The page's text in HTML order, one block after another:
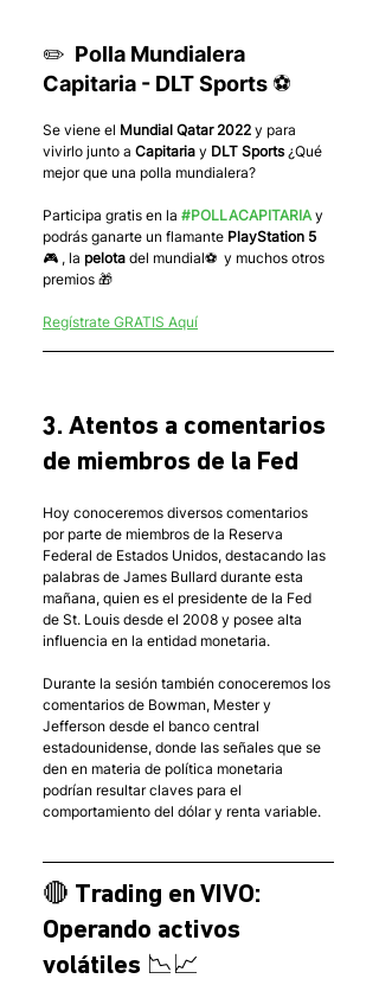
✏️  Polla Mundialera
Capitaria - DLT Sports ⚽️
Se viene el Mundial Qatar 2022 y para
vivirlo junto a Capitaria y DLT Sports ¿Qué
mejor que una polla mundialera?
Participa gratis en la #POLLACAPITARIA y
podrás ganarte un flamante PlayStation 5
🎮 , la pelota del mundial⚽️  y muchos otros
premios 🎁
Regístrate GRATIS Aquí
3. Atentos a comentarios
de miembros de la Fed
Hoy conoceremos diversos comentarios
por parte de miembros de la Reserva
Federal de Estados Unidos, destacando las
palabras de James Bullard durante esta
mañana, quien es el presidente de la Fed
de St. Louis desde el 2008 y posee alta
influencia en la entidad monetaria.
Durante la sesión también conoceremos los
comentarios de Bowman, Mester y
Jefferson desde el banco central
estadounidense, donde las señales que se
den en materia de política monetaria
podrían resultar claves para el
comportamiento del dólar y renta variable.
🔴 Trading en VIVO:
Operando activos
volátiles 📉📈